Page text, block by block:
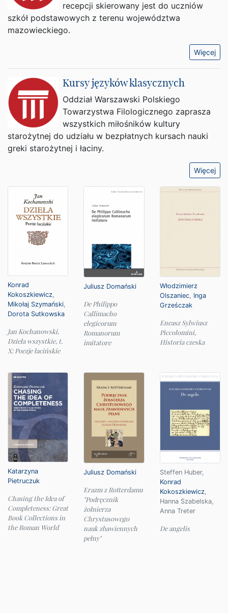
Konrad
Kokoszkiewicz,
Mikołaj Szymański,
Dorota Sutkowska
Jan Kochanowski,
Dzieła wszystkie, t.
X: Poezje łacińskie
Juliusz Domański
De Philippo
Callimacho
elegicorum
Romanorum
imitatore
Włodzimierz
Olszaniec, Inga
Grześczak
Eneasz Sylwiusz
Piccolomini,
Historia czeska
Katarzyna
Pietruczuk
Chasing the Idea of
Completeness: Great
Book Collections in
the Roman World
Juliusz Domański
Erazm z Rotterdamu
"Podręcznik
żołnierza
Chrystusowego
nauk zbawiennych
pełny"
Steffen Huber,
Konrad
Kokoszkiewicz,
Hanna Szabelska,
Anna Treter
De angelis
recepcji skierowany jest do uczniów
szkół podstawowych z terenu województwa
mazowieckiego.
Więcej
Kursy języków klasycznych
Oddział Warszawski Polskiego
Towarzystwa Filologicznego zaprasza
wszystkich miłośników kultury
starożytnej do udziału w bezpłatnych kursach nauki
greki starożytnej i łaciny.
Więcej